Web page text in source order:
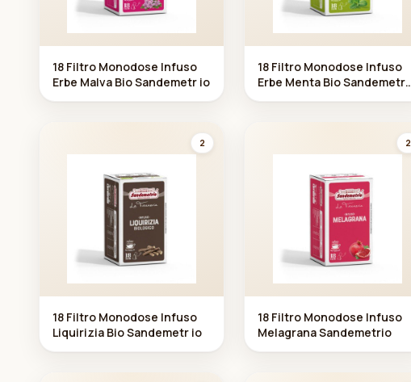
18 Filtro Monodose Infuso
Erbe Malva Bio Sandemetr io
18 Filtro Monodose Infuso
Erbe Menta Bio Sandemetr
2
18 Filtro Monodose Infuso
Liquirizia Bio Sandemetr io
2
18 Filtro Monodose Infuso
Melagrana Sandemetrio